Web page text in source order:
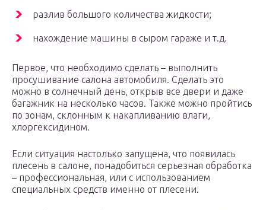
разлив большого количества жидкости;
нахождение машины в сыром гараже и т.д.
Первое, что необходимо сделать – выполнить
просушивание салона автомобиля. Сделать это
можно в солнечный день, открыв все двери и даже
багажник на несколько часов. Также можно пройтись
по зонам, склонным к накапливанию влаги,
хлоргексидином.
Если ситуация настолько запущена, что появилась
плесень в салоне, понадобиться серьезная обработка
– профессиональная, или с использованием
специальных средств именно от плесени.